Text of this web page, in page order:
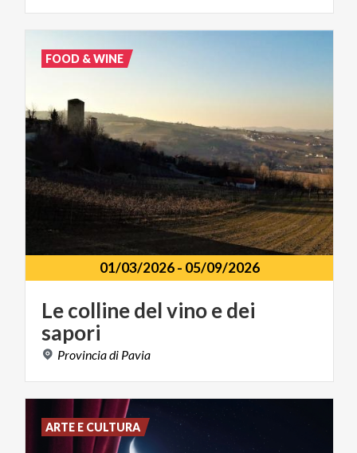
01/03/2026- 05/09/2026
Lecollinedelvinoedei
sapori
Provinciadi Pavia
FOOD & WINE
ARTE E CULTURA